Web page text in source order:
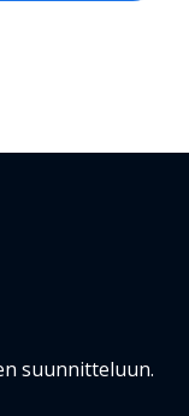
suunnitteluun.